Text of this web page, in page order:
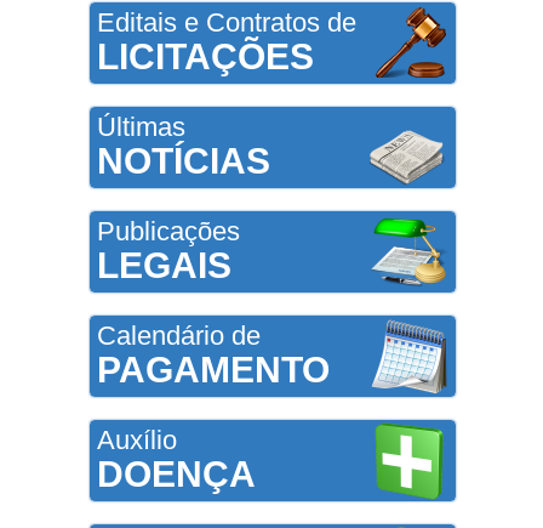
Editais e Contratos de
LICITAÇÕES
Últimas
NOTÍCIAS
Publicações
LEGAIS
Calendário de
PAGAMENTO
Auxílio
DOENÇA